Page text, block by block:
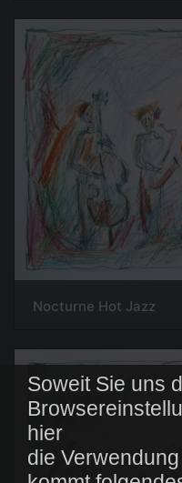
Soweit Sie uns
hier
die
Nocturne Hot Jazz